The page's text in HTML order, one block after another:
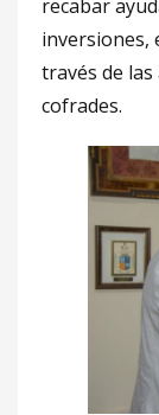
recabar
inversiones,
través de
cofrades.